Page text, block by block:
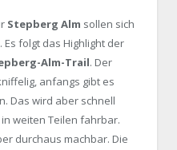
Stepberg Alm sollen sich
folgt das Highlight der
Alm-Trail. Der
anfangs gibt es
Das wird aber schnell
weiten Teilen fahrbar.
durchaus machbar. Die